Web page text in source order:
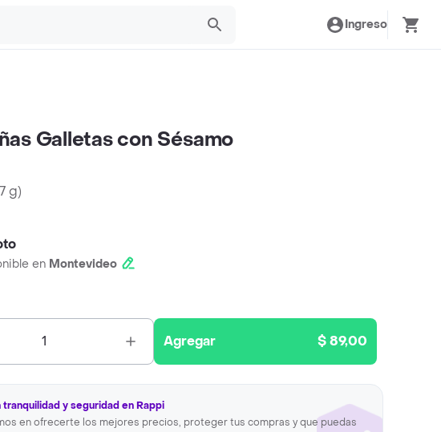
Ingreso
Galletas con Sésamo
g)
en Montevideo
1 Agregar $ 89,00
tranquilidad y seguridad en Rappi
en ofrecerte los mejores precios, proteger tus compras y que puedas